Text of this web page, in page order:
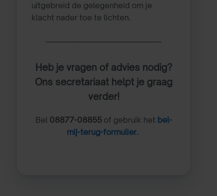
uitgebreid de gelegenheid om je
klacht nader toe te lichten.
—————————————-
Heb je vragen of advies nodig?
Ons secretariaat helpt je graag
verder!
Bel 08877-08855 of gebruik het bel-
mij-terug-formulier.